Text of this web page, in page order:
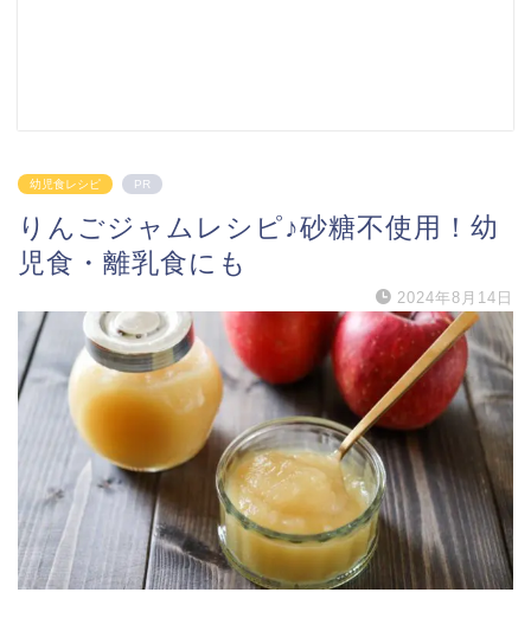
幼児食レシピ PR
りんごジャムレシピ♪砂糖不使用！幼
児食・離乳食にも
2024年8月14日